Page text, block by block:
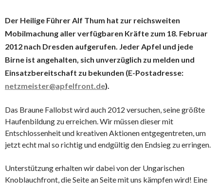
Der Heilige Führer Alf Thum hat zur reichsweiten
Mobilmachung aller verfügbaren Kräfte zum 18. Februar
2012 nach Dresden aufgerufen. Jeder Apfel und jede
Birne ist angehalten, sich unverzüglich zu melden und
Einsatzbereitschaft zu bekunden (E-Postadresse:
netzmeister@apfelfront.de).
Das Braune Fallobst wird auch 2012 versuchen, seine größte
Haufenbildung zu erreichen. Wir müssen dieser mit
Entschlossenheit und kreativen Aktionen entgegentreten, um
jetzt echt mal so richtig und endgültig den Endsieg zu erringen.
Unterstützung erhalten wir dabei von der Ungarischen
Knoblauchfront, die Seite an Seite mit uns kämpfen wird! Eine